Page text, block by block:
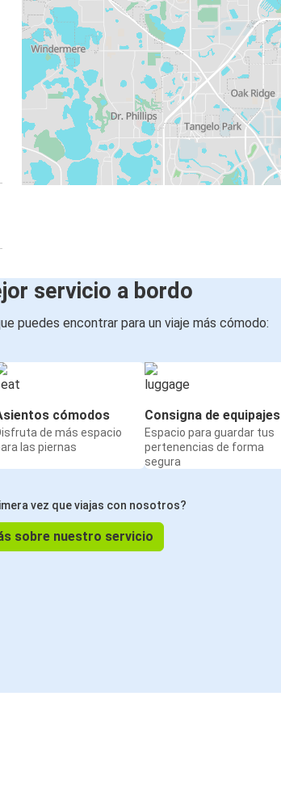
servicio a bordo
puedes encontrar para un viaje más cómodo:
cómodos
de más espacio
las piernas
Consigna de equipajes
Espacio para guardar tus
pertenencias de forma
segura
vez que viajas con nosotros?
sobre nuestro servicio